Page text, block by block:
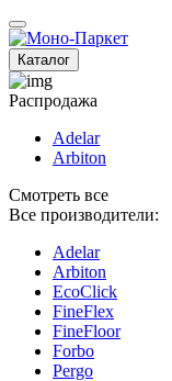
Каталог
Распродажа
Adelar
Arbiton
Смотреть все
Все производители:
Adelar
Arbiton
EcoClick
FineFlex
FineFloor
Fоrbo
Pergo